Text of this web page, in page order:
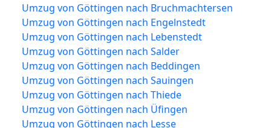
Umzug von Göttingen nach Bruchmachtersen
Umzug von Göttingen nach Engelnstedt
Umzug von Göttingen nach Lebenstedt
Umzug von Göttingen nach Salder
Umzug von Göttingen nach Beddingen
Umzug von Göttingen nach Sauingen
Umzug von Göttingen nach Thiede
Umzug von Göttingen nach Üfingen
Umzug von Göttingen nach Lesse